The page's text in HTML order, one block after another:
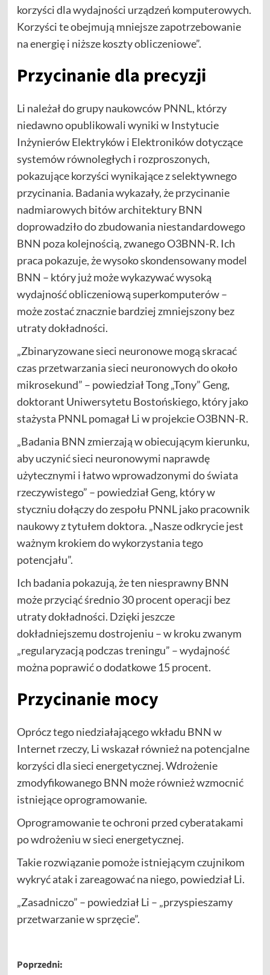
korzyści dla wydajności urządzeń komputerowych.
Korzyści te obejmują mniejsze zapotrzebowanie
na energię i niższe koszty obliczeniowe”.
Przycinanie dla precyzji
Li należał do grupy naukowców PNNL, którzy
niedawno opublikowali wyniki w Instytucie
Inżynierów Elektryków i Elektroników dotyczące
systemów równoległych i rozproszonych,
pokazujące korzyści wynikające z selektywnego
przycinania. Badania wykazały, że przycinanie
nadmiarowych bitów architektury BNN
doprowadziło do zbudowania niestandardowego
BNN poza kolejnością, zwanego O3BNN-R. Ich
praca pokazuje, że wysoko skondensowany model
BNN – który już może wykazywać wysoką
wydajność obliczeniową superkomputerów –
może zostać znacznie bardziej zmniejszony bez
utraty dokładności.
„Zbinaryzowane sieci neuronowe mogą skracać
czas przetwarzania sieci neuronowych do około
mikrosekund” – powiedział Tong „Tony” Geng,
doktorant Uniwersytetu Bostońskiego, który jako
stażysta PNNL pomagał Li w projekcie O3BNN-R.
„Badania BNN zmierzają w obiecującym kierunku,
aby uczynić sieci neuronowymi naprawdę
użytecznymi i łatwo wprowadzonymi do świata
rzeczywistego” – powiedział Geng, który w
styczniu dołączy do zespołu PNNL jako pracownik
naukowy z tytułem doktora. „Nasze odkrycie jest
ważnym krokiem do wykorzystania tego
potencjału”.
Ich badania pokazują, że ten niesprawny BNN
może przyciąć średnio 30 procent operacji bez
utraty dokładności. Dzięki jeszcze
dokładniejszemu dostrojeniu – w kroku zwanym
„regularyzacją podczas treningu” – wydajność
można poprawić o dodatkowe 15 procent.
Przycinanie mocy
Oprócz tego niedziałającego wkładu BNN w
Internet rzeczy, Li wskazał również na potencjalne
korzyści dla sieci energetycznej. Wdrożenie
zmodyfikowanego BNN może również wzmocnić
istniejące oprogramowanie.
Oprogramowanie te ochroni przed cyberatakami
po wdrożeniu w sieci energetycznej.
Takie rozwiązanie pomoże istniejącym czujnikom
wykryć atak i zareagować na niego, powiedział Li.
„Zasadniczo” – powiedział Li – „przyspieszamy
przetwarzanie w sprzęcie”.
Zobacz
Poprzedni: